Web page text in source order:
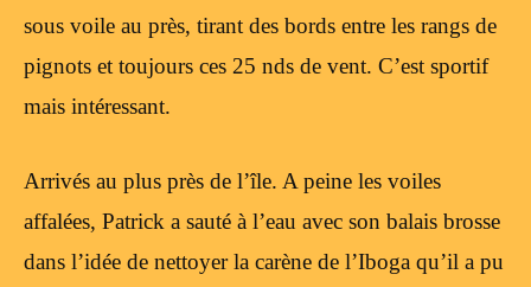
sous voile au près, tirant des bords entre les rangs de
pignots et toujours ces 25 nds de vent. C’est sportif
mais intéressant.
Arrivés au plus près de l’île. A peine les voiles
affalées, Patrick a sauté à l’eau avec son balais brosse
dans l’idée de nettoyer la carène de l’Iboga qu’il a pu